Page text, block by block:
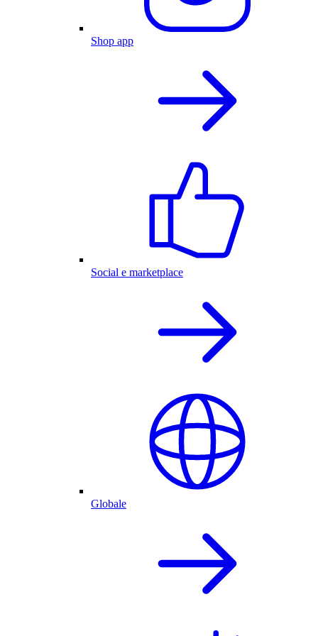
Shop app
Social e marketplace
Globale